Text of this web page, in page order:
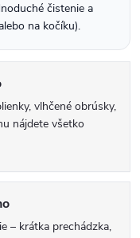
čistenie a
na kočíku).
vlhčené obrúsky,
nájdete všetko
– krátka prechádzka,